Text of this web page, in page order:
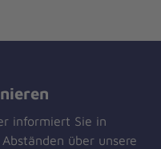
informiert Sie in
über unsere